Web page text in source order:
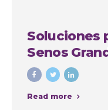
Soluciones
Senos
de Espalda,
Comodidad
la
Read more